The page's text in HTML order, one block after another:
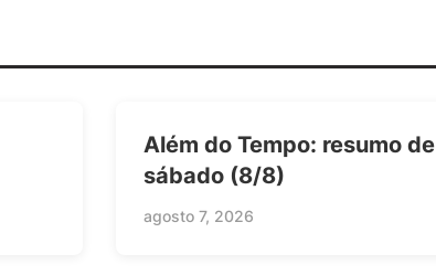
Além do Tempo: resumo de
sábado (8/8)
agosto 7, 2026